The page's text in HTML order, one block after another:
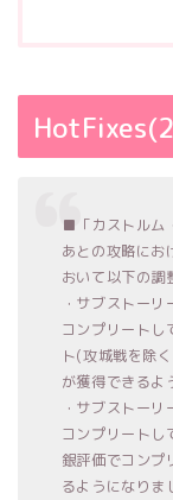
■「カストルム
あとの攻略にお
おいて以下の調
・サブストー
コンプリートし
ト(攻城戦を除
が獲得できるよ
・サブストー
コンプリートし
銀評価でコンプ
るようになりま